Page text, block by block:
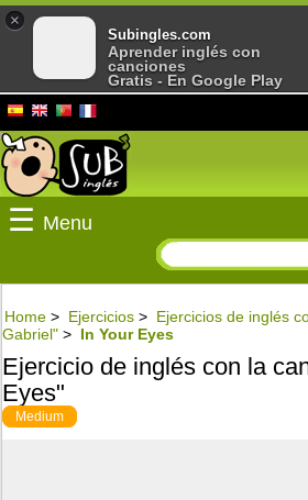
☰ Menu
Home > Ejercicios > Ejercicios de inglés
Gabriel" > In Your Eyes
Ejercicio de inglés con la
Eyes"
Medium
×
Subingles.com
Aprender inglés con
canciones
Gratis - En Google Play